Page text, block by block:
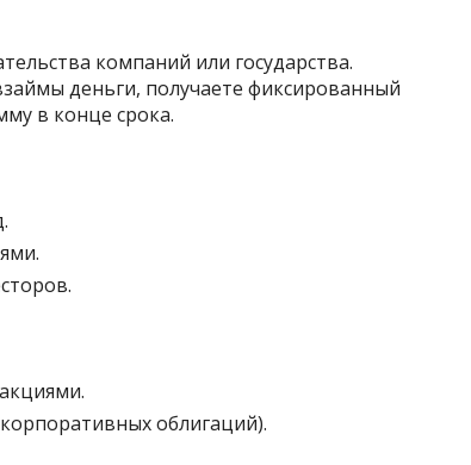
компаний или государства.
деньги, получаете фиксированный
в конце срока.
облигаций).